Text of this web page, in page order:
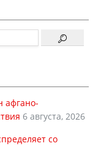
афгано-
6 августа, 2026
со